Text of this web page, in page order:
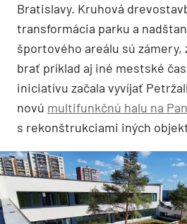
Bratislavy. Kruhová
transformácia parku a
športového areálu sú
brať príklad aj iné mestské
iniciatívu začala vyvíjať
novú multifunkčnú halu na
s rekonštrukciami iných